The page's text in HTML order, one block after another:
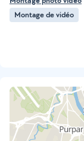
Montage de vidéo